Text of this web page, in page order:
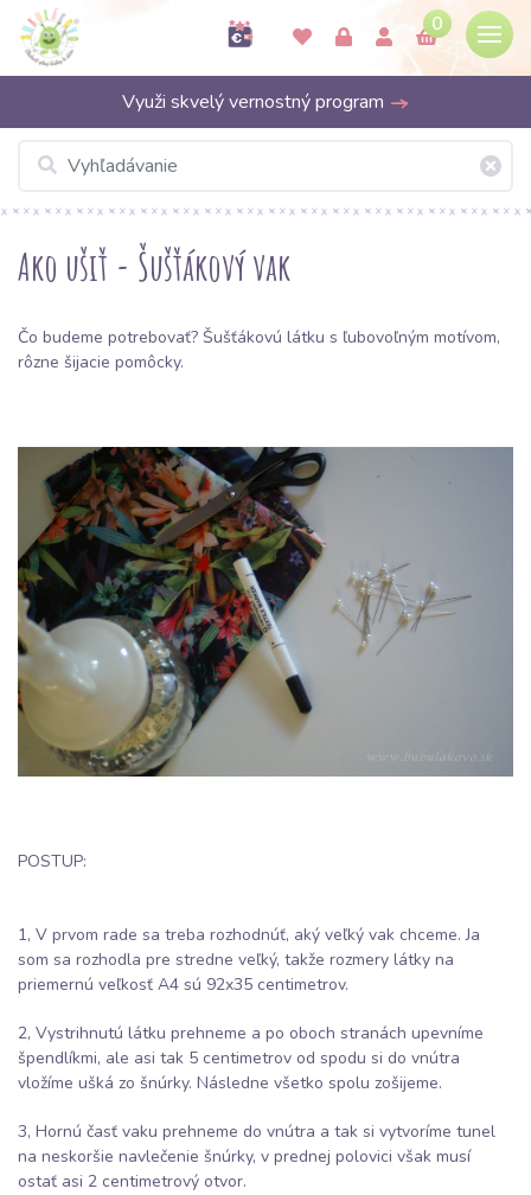
0
Využi skvelý vernostný program
Ako ušiť - Šušťákový vak
Čo budeme potrebovať? Šušťákovú látku s ľubovoľným motívom,
rôzne šijacie pomôcky.
POSTUP:
1, V prvom rade sa treba rozhodnúť, aký veľký vak chceme. Ja
som sa rozhodla pre stredne veľký, takže rozmery látky na
priemernú veľkosť A4 sú 92x35 centimetrov.
2, Vystrihnutú látku prehneme a po oboch stranách upevníme
špendlíkmi, ale asi tak 5 centimetrov od spodu si do vnútra
vložíme ušká zo šnúrky. Následne všetko spolu zošijeme.
3, Hornú časť vaku prehneme do vnútra a tak si vytvoríme tunel
na neskoršie navlečenie šnúrky, v prednej polovici však musí
ostať asi 2 centimetrový otvor.